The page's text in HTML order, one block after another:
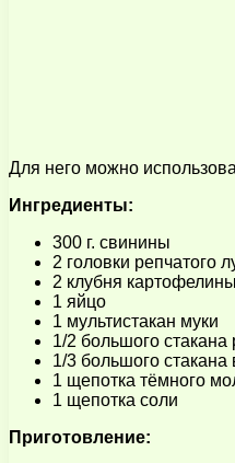
Для него можно
Ингредиенты:
300 г. свинины
2 головки репчатого
2 клубня картофелины
1 яйцо
1 мультистакан муки
1/2 большого
1/3 большого стакана
1 щепотка тёмного
1 щепотка соли
Приготовление: